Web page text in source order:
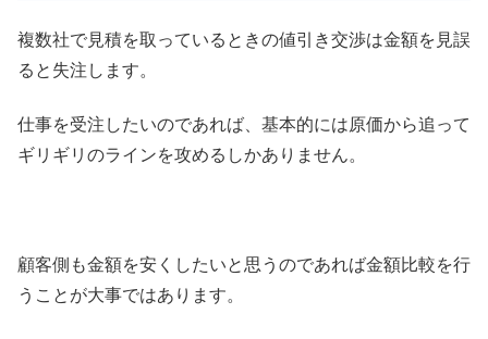
複数社で見積を取っているときの値引き交渉は金額を見誤
ると失注します。
仕事を受注したいのであれば、基本的には原価から追って
ギリギリのラインを攻めるしかありません。
顧客側も金額を安くしたいと思うのであれば金額比較を行
うことが大事ではあります。